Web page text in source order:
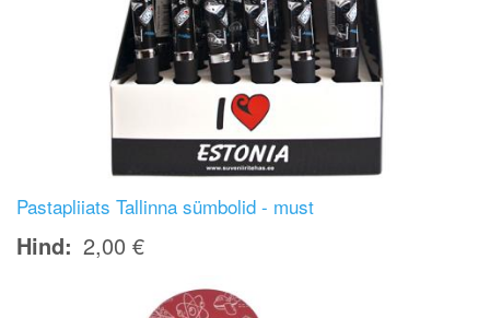
Pastapliiats Tallinna sümbolid - must
Hind 2,00 €